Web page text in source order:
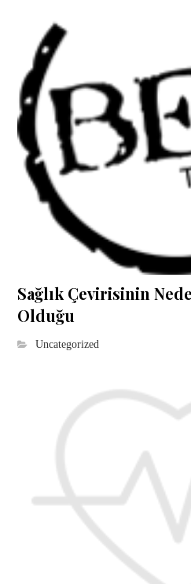
Sağlık Çevirisinin
Olduğu
Uncategorized